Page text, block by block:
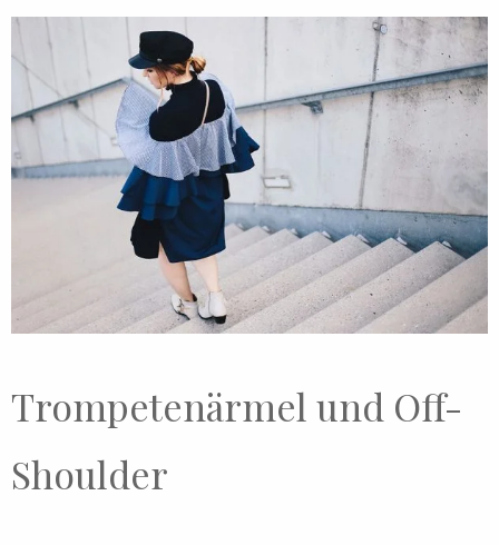
Trompetenärmel und Off-
Shoulder